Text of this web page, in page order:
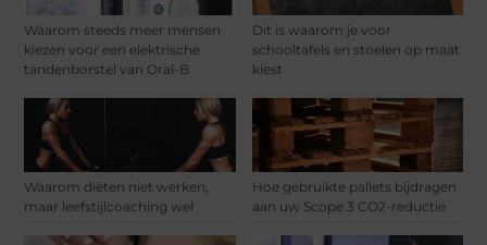
Waarom steeds meer mensen
kiezen voor een elektrische
tandenborstel van Oral-B
Dit is waarom je voor
schooltafels en stoelen op maat
kiest
Waarom diëten niet werken,
maar leefstijlcoaching wel
Hoe gebruikte pallets bijdragen
aan uw Scope 3 CO2-reductie